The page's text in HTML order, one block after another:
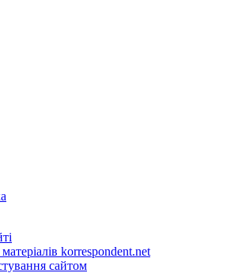
korrespondent.net
сайтом